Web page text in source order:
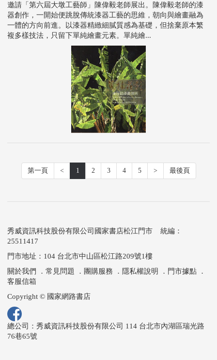
邀請「第六屆大墩工藝師」陳偉毅老師展出。陳偉毅老師的漆
器創作，一開始便跳脫傳統漆器工藝的思維，朝向與繪畫融為
一體的方向前進。以漆器精緻細膩質感為基礎，但捨棄原本繁
複多樣技法，只留下單純繪畫元素。單純繪...
第一頁 < 1 2 3 4 5 > 最後頁
秀威資訊科技股份有限公司國家書店松江門市 統編：
25511417
門市地址：104 台北市中山區松江路209號1樓
關於我們
． 常見問題 ． 團購服務 ． 隱私權說明 ． 門市據點 ．
客服信箱
Copyright © 國家網路書店
總公司：秀威資訊科技股份有限公司 114 台北市內湖區瑞光路
76巷65號